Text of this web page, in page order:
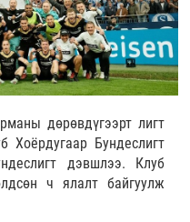
дөрөвдүгээрт лигт
Хоёрдугаар Бундеслигт
дэвшлээ. Клуб
ч ялалт байгуулж